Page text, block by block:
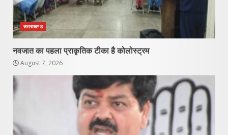
उत्तराखण्ड
नवजात का पहला प्राकृतिक टीका है कोलोस्ट्रम
August 7, 2026